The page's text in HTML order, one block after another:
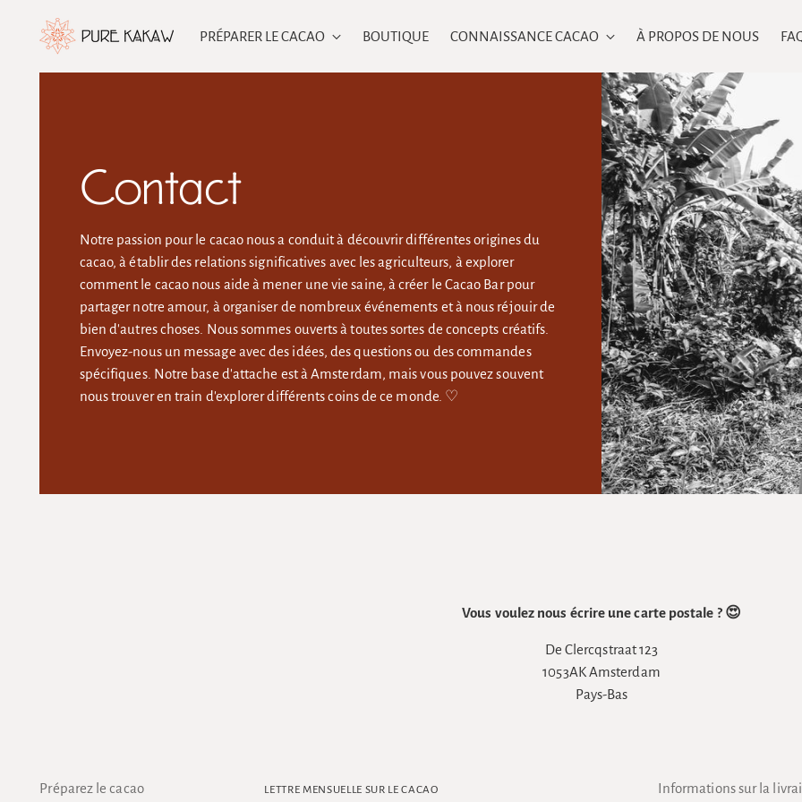
PRÉPARER LE CACAO BOUTIQUE CONNAISSANCE CACAO À PROPOS DE NOUS
Contact
Notre passion pour le cacao nous a conduit à découvrir différentes origines du
cacao, à établir des relations significatives avec les agriculteurs, à explorer
comment le cacao nous aide à mener une vie saine, à créer le Cacao Bar pour
partager notre amour, à organiser de nombreux événements et à nous réjouir de
bien d'autres choses. Nous sommes ouverts à toutes sortes de concepts créatifs.
Envoyez-nous un message avec des idées, des questions ou des commandes
spécifiques. Notre base d'attache est à Amsterdam, mais vous pouvez souvent
nous trouver en train d'explorer différents coins de ce monde. ♡
Vous voulez nous écrire une carte postale ? 😍
De Clercqstraat 123
1053AK Amsterdam
Pays-Bas
Préparez le cacao LETTRE MENSUELLE SUR LE CACAO Informations sur la